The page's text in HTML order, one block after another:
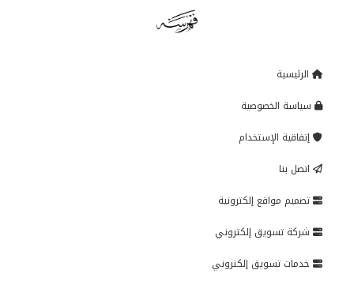
الرئيسية
سياسة الخصوصية
إتفاقية الإستخدام
اتصل بنا
تصميم مواقع إلكترونية
شركة تسويق إلكتروني
خدمات تسويق إلكتروني